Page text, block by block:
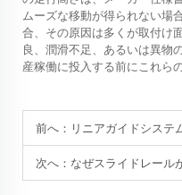
ムーズな移動が得られない場
合、その原因は多くが取付け
良、潤滑不足、あるいは異物
産稼働に投入する前にこれら
前へ： リニアガイドシステ
次へ： なぜスライドレールが